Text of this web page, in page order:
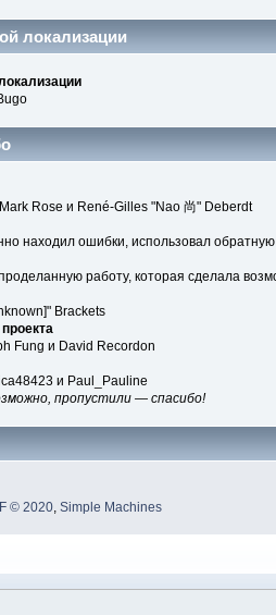
локализации
Rose и René-Gilles "Nao 尚" Deberdt
находил ошибки, использовал
работу, которая сделала
Brackets
Fung и David Recordon
и Paul_Pauline
пропустили — спасибо!
© 2020 ,Simple Machines